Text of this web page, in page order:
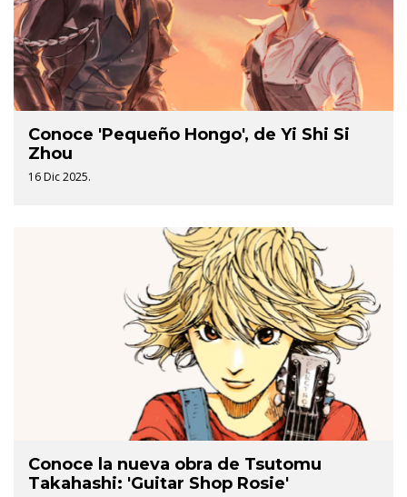
Conoce 'Pequeño Hongo', de Yi Shi Si
Zhou
16 Dic 2025.
Conoce la nueva obra de Tsutomu
Takahashi: 'Guitar Shop Rosie'